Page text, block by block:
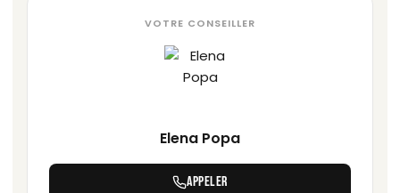
VOTRE CONSEILLER
Elena Popa
APPELER